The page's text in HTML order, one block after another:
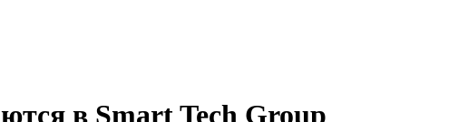
в Smart Tech Group